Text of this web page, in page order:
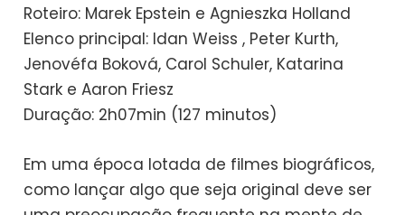
Roteiro: Marek Epstein e Agnieszka Holland
Elenco principal: Idan Weiss , Peter Kurth,
Jenovéfa Boková, Carol Schuler, Katarina
Stark e Aaron Friesz
Duração: 2h07min (127 minutos)
Em uma época lotada de filmes biográficos,
como lançar algo que seja original deve ser